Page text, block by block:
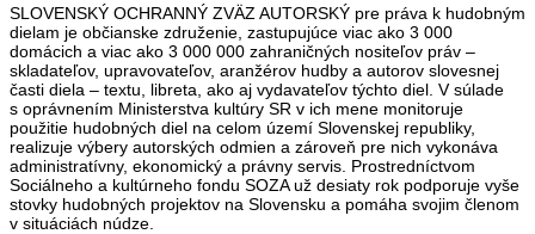
SLOVENSKÝ OCHRANNÝ ZVÄZ AUTORSKÝ pre práva k hudobným
dielam je občianske združenie, zastupujúce viac ako 3 000
domácich a viac ako 3 000 000 zahraničných nositeľov práv –
skladateľov, upravovateľov, aranžérov hudby a autorov slovesnej
časti diela – textu, libreta, ako aj vydavateľov týchto diel. V súlade
s oprávnením Ministerstva kultúry SR v ich mene monitoruje
použitie hudobných diel na celom území Slovenskej republiky,
realizuje výbery autorských odmien a zároveň pre nich vykonáva
administratívny, ekonomický a právny servis. Prostredníctvom
Sociálneho a kultúrneho fondu SOZA už desiaty rok podporuje vyše
stovky hudobných projektov na Slovensku a pomáha svojim členom
v situáciách núdze.